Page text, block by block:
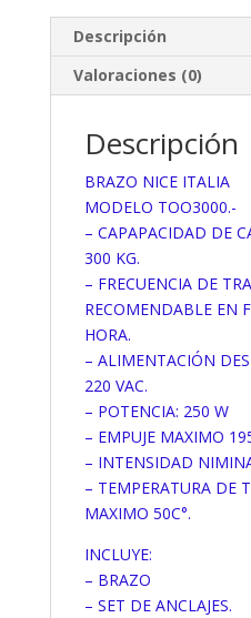
Descripción
Valoraciones (0)
Descripción
BRAZO NICE ITALIA
MODELO TOO3000.-
– CAPAPACIDAD DE
300 KG.
– FRECUENCIA DE
RECOMENDABLE EN
HORA.
– ALIMENTACIÓN
220 VAC.
– POTENCIA: 250 W
– EMPUJE MAXIMO
– INTENSIDAD
– TEMPERATURA DE
MAXIMO 50C°.
INCLUYE:
– BRAZO
– SET DE ANCLAJES.